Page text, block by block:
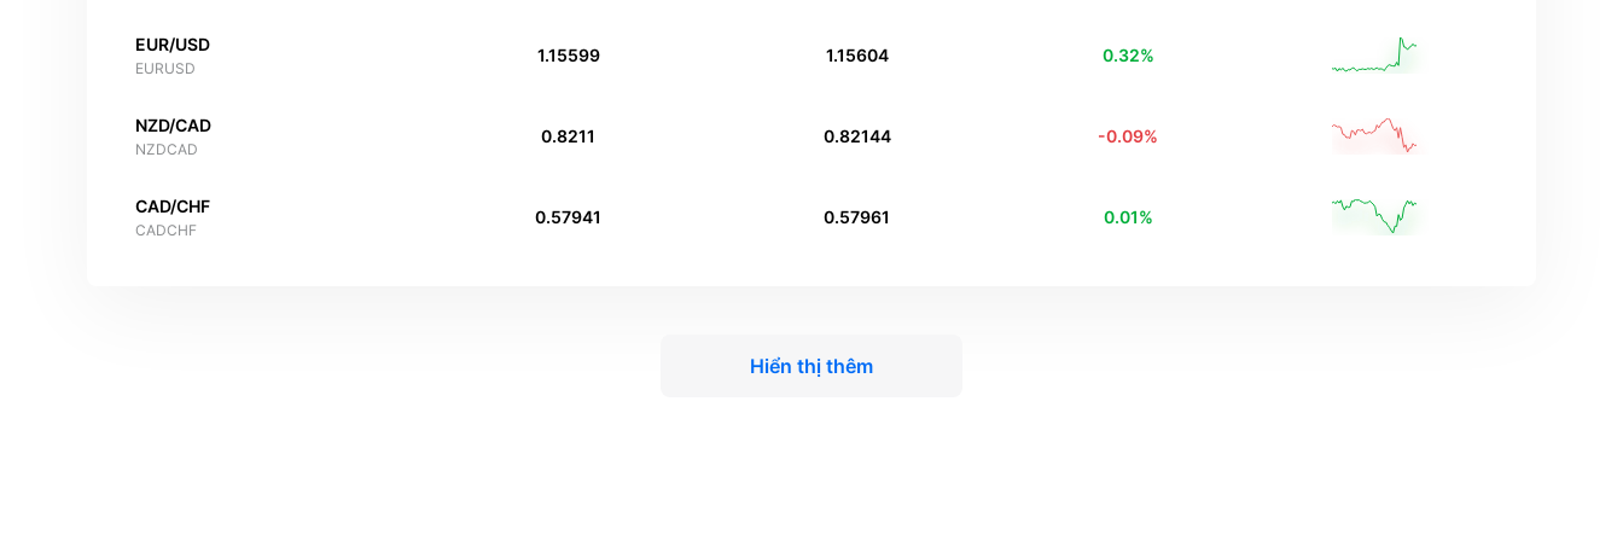
EUR/USD
EURUSD
1.15599 1.15604 0.32%
NZD/CAD
NZDCAD
0.8211 0.82144 -0.09%
CAD/CHF
CADCHF
0.57941 0.57961 0.01%
Hiển thị thêm